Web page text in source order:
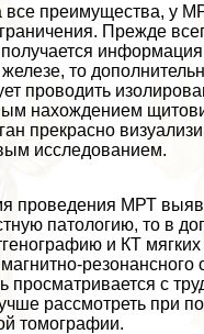
все преимущества, у
Прежде
получается
то
проводить
нахождением
прекрасно
исследованием.
проведения МРТ
патологию, то в
и КТ
резонансного
просматривается с
рассмотреть при
томографии.